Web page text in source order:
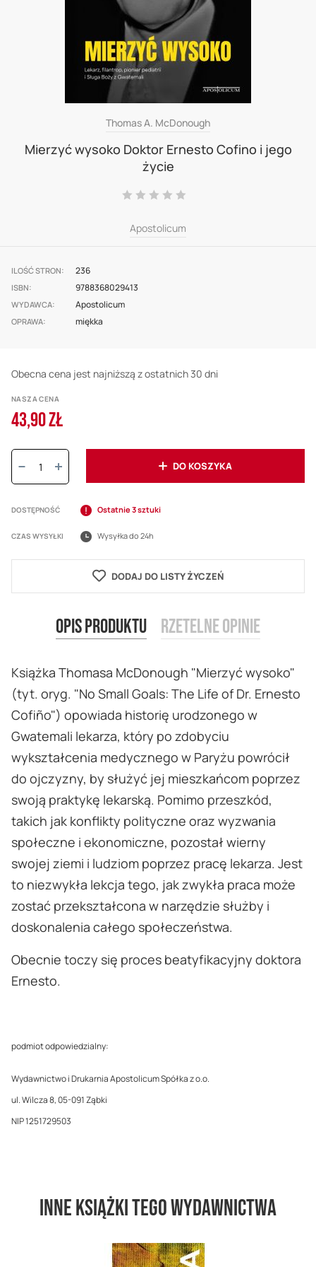
gallery
Thomas A. McDonough
Mierzyć wysoko Doktor Ernesto Cofino i jego
życie
Ocena:
Apostolicum
ILOŚĆ STRON 236
ISBN 9788368029413
WYDAWCA Apostolicum
OPRAWA miękka
Obecna cena jest najniższą z ostatnich 30 dni
NASZA CENA
43,90 ZŁ
Ilość:
DO KOSZYKA
DOSTĘPNOŚĆ Ostatnie 3 sztuki
CZAS WYSYŁKI Wysyłka do 24h
DODAJ DO LISTY ŻYCZEŃ
Opis produktu
Książka Thomasa McDonough "Mierzyć wysoko"
(tyt. oryg. "No Small Goals: The Life of Dr. Ernesto
Cofiño") opowiada historię urodzonego w
Gwatemali lekarza, który po zdobyciu
wykształcenia medycznego w Paryżu powrócił
do ojczyzny, by służyć jej mieszkańcom poprzez
swoją praktykę lekarską. Pomimo przeszkód,
takich jak konflikty polityczne oraz wyzwania
społeczne i ekonomiczne, pozostał wierny
swojej ziemi i ludziom poprzez pracę lekarza. Jest
to niezwykła lekcja tego, jak zwykła praca może
zostać przekształcona w narzędzie służby i
doskonalenia całego społeczeństwa.
Obecnie toczy się proces beatyfikacyjny doktora
Ernesto.
podmiot odpowiedzialny:
Wydawnictwo i Drukarnia Apostolicum Spółka z o.o.
ul. Wilcza 8, 05-091 Ząbki
NIP 1251729503
Rzetelne opinie
Inne książki tego wydawnictwa